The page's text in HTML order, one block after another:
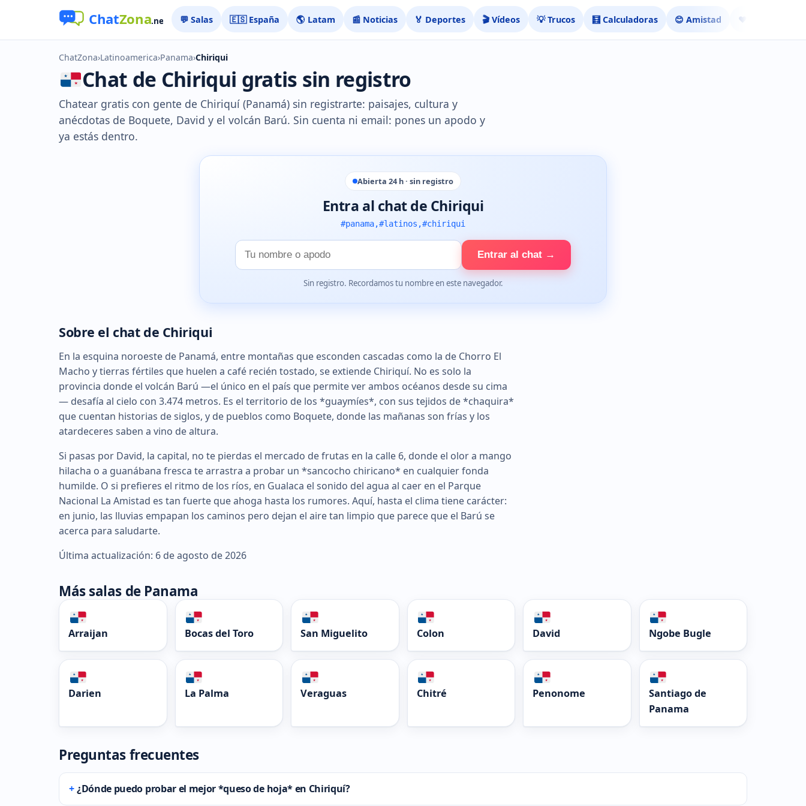
💬 Salas 🇪🇸 España 🌎 Latam 📰 Noticias 🏅 Deportes 🎬 Vídeos 💡 Trucos 🧮 Calculadoras 😊 Amistad ❤️ Ligar
ChatZona›Latinoamerica›Panama›Chiriqui
Chat de Chiriqui gratis sin registro
Chatear gratis con gente de Chiriquí (Panamá) sin registrarte: paisajes, cultura y
anécdotas de Boquete, David y el volcán Barú. Sin cuenta ni email: pones un apodo y
ya estás dentro.
Abierta 24 h · sin registro
Entra al chat de Chiriqui
#panama,#latinos,#chiriqui
Tu
nombre
Entrar al chat →
Sin registro. Recordamos tu nombre en este navegador.
Sobre el chat de Chiriqui
En la esquina noroeste de Panamá, entre montañas que esconden cascadas como la de Chorro El
Macho y tierras fértiles que huelen a café recién tostado, se extiende Chiriquí. No es solo la
provincia donde el volcán Barú —el único en el país que permite ver ambos océanos desde su cima
— desafía al cielo con 3.474 metros. Es el territorio de los *guaymíes*, con sus tejidos de *chaquira*
que cuentan historias de siglos, y de pueblos como Boquete, donde las mañanas son frías y los
atardeceres saben a vino de altura.
Si pasas por David, la capital, no te pierdas el mercado de frutas en la calle 6, donde el olor a mango
hilacha o a guanábana fresca te arrastra a probar un *sancocho chiricano* en cualquier fonda
humilde. O si prefieres el ritmo de los ríos, en Gualaca el sonido del agua al caer en el Parque
Nacional La Amistad es tan fuerte que ahoga hasta los rumores. Aquí, hasta el clima tiene carácter:
en junio, las lluvias empapan los caminos pero dejan el aire tan limpio que parece que el Barú se
acerca para saludarte.
Última actualización: 6 de agosto de 2026
Más salas de Panama
Arraijan Bocas del Toro San Miguelito Colon David Ngobe Bugle
Darien La Palma Veraguas Chitré Penonome
Santiago de
Panama
Preguntas frecuentes
¿Dónde puedo probar el mejor *queso de hoja* en Chiriquí?